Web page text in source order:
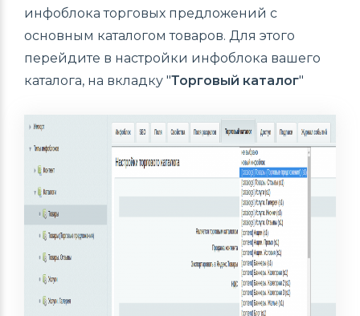
инфоблока торговых предложений с
основным каталогом товаров. Для этого
перейдите в настройки инфоблока вашего
каталога, на вкладку "Торговый каталог"